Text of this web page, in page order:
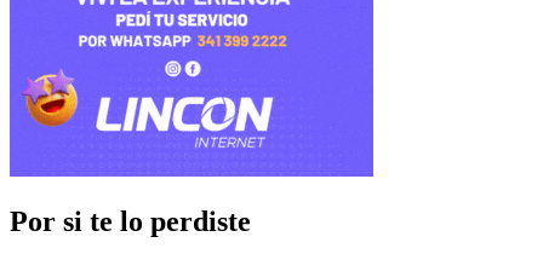
Por si te lo perdiste